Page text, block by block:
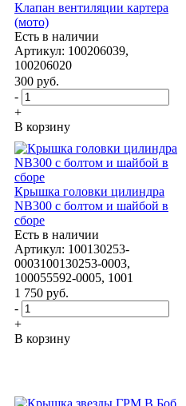
Клапан вентиляции картера
(мото)
Есть в наличии
Артикул: 100206039,
100206020
300 руб.
-
+
В корзину
Крышка головки цилиндра
NB300 с болтом и шайбой в
сборе
Есть в наличии
Артикул: 100130253-
0003100130253-0003,
100055592-0005, 1001
1 750 руб.
-
+
В корзину